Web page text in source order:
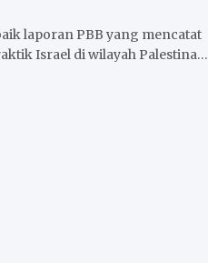
laporan PBB yang mencatat
Israel di wilayah Palestina…